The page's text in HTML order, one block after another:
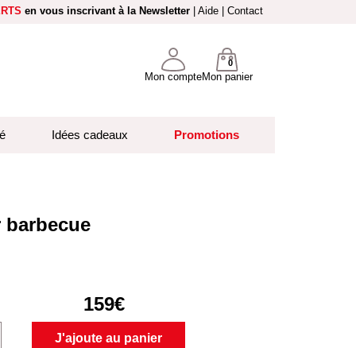
en vous inscrivant à la Newsletter Aide Contact
Mon compteMon panier
0
Idées cadeaux Promotions
barbecue
159€
J'ajoute au panier